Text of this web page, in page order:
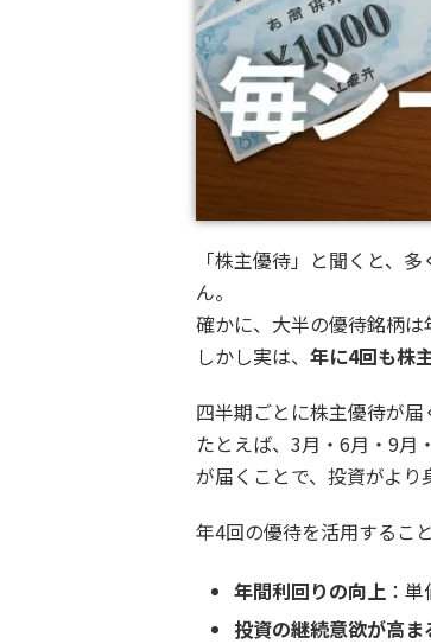
「株主優待」と聞くと、
ん。
確かに、大半の優待銘柄は
しかし実は、 年に4回も株
四半期ごとに株主優待が届
たとえば、3月・6月・9月
が届くことで、投資がより
年4回の優待を活用するこ
年間利回りの向上 ：
投資の継続意欲が高ま